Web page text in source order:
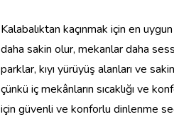
Kalabalıktan kaçınmak için en
daha sakin olur, mekanlar daha
parklar, kıyı yürüyüş alanları ve
çünkü iç mekânların sıcaklığı ve
için güvenli ve konforlu dinlenme